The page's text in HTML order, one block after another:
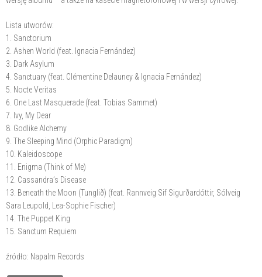
Lista utworów:
1. Sanctorium
2. Ashen World (feat. Ignacia Fernández)
3. ⁠Dark Asylum
4. Sanctuary (feat. Clémentine Delauney & Ignacia Fernández)
5. Nocte Veritas
6. One Last Masquerade (feat. Tobias Sammet)
7. ⁠Ivy, My Dear
8. Godlike Alchemy
9. The Sleeping Mind (Orphic Paradigm)
10. Kaleidoscope
11. Enigma (Think of Me)
12. Cassandra’s Disease
13. Beneath the Moon (Tunglið) (feat. Rannveig Sif Sigurðardóttir, Sólveig
Sara Leupold, Lea-Sophie Fischer)
14. ⁠The Puppet King
15. ⁠Sanctum Requiem
źródło: Napalm Records